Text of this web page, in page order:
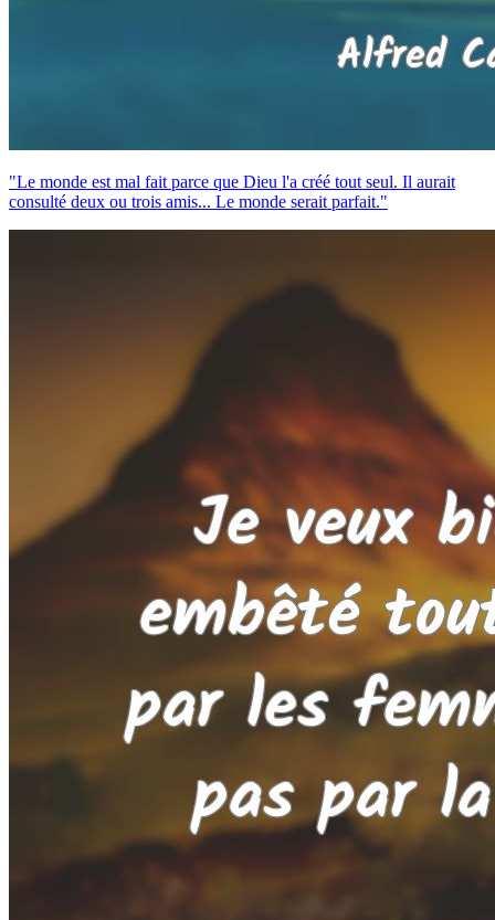
"Le monde est mal fait parce que Dieu l'a créé tout seul. Il aurait
consulté deux ou trois amis... Le monde serait parfait."